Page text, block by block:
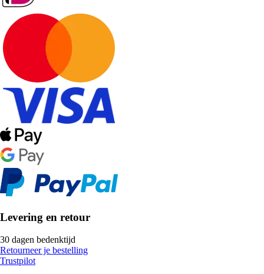
Levering en retour
30 dagen bedenktijd
Retourneer je bestelling
Trustpilot